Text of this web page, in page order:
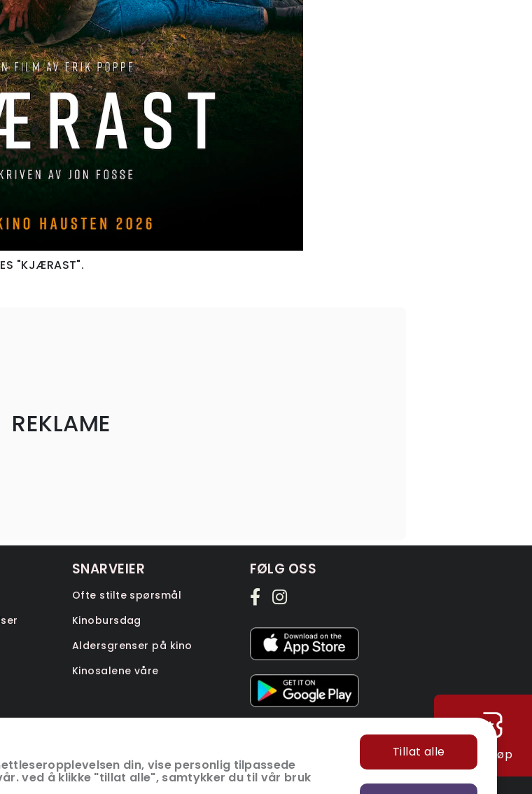
din, vise personlig tilpassede
ved å klikke "tillat alle", samtykker du til vår bruk
Tillat alle
"KJÆRAST".
REKLAME
SNARVEIER
Ofte stilte spørsmål
Kinobursdag
Aldersgrenser på kino
Kinosalene våre
FØLG OSS
Hurtigkjøp